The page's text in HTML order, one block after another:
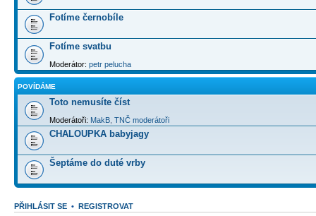
Fotíme černobíle
Fotíme svatbu
Moderátor: petr pelucha
POVÍDÁME
Toto nemusíte číst
Moderátoři: MakB TNČ moderátoři
CHALOUPKA babyjagy
Šeptáme do duté vrby
PŘIHLÁSIT SE • REGISTROVAT